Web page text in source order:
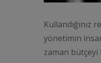
Kullandığınız
yönetimin
zaman